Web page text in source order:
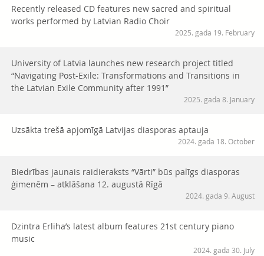
Recently released CD features new sacred and spiritual
works performed by Latvian Radio Choir
2025. gada 19. February
University of Latvia launches new research project titled
“Navigating Post-Exile: Transformations and Transitions in
the Latvian Exile Community after 1991”
2025. gada 8. January
Uzsākta trešā apjomīgā Latvijas diasporas aptauja
2024. gada 18. October
Biedrības jaunais raidieraksts “Vārti” būs palīgs diasporas
ģimenēm – atklāšana 12. augustā Rīgā
2024. gada 9. August
Dzintra Erliha’s latest album features 21st century piano
music
2024. gada 30. July